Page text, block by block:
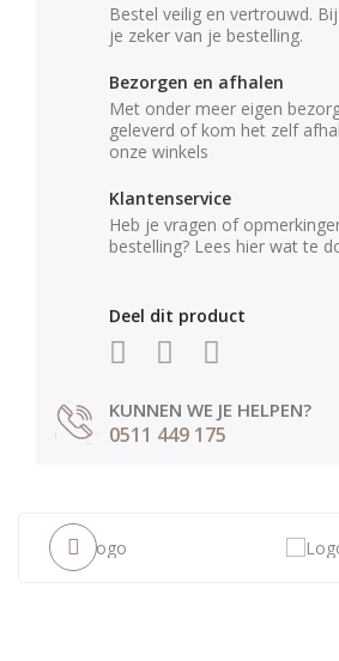
Bestel veilig en vertrouwd.
je zeker van je bestelling.
Bezorgen en afhalen
Met onder meer eigen
geleverd of kom het zelf
onze winkels
Klantenservice
Heb je vragen of
bestelling? Lees hier wat te
Deel dit product
KUNNEN WE JE HELPEN?
0511 449 175